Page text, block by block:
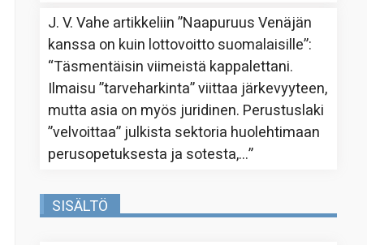
J. V. Vahe artikkeliin”Naapuruus Venäjän
kanssa on kuin lottovoitto suomalaisille”:
“Täsmentäisin viimeistä kappalettani.
Ilmaisu ”tarveharkinta” viittaa järkevyyteen,
mutta asia on myös juridinen. Perustuslaki
”velvoittaa” julkista sektoria huolehtimaan
perusopetuksesta ja sotesta,…”
SISÄLTÖ